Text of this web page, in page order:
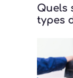
Quels
types